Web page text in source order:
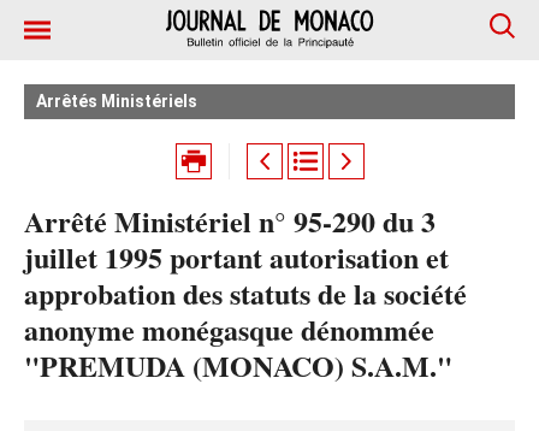
Arrêtés Ministériels
Arrêté Ministériel n° 95-290 du 3
juillet 1995 portant autorisation et
approbation des statuts de la société
anonyme monégasque dénommée
"PREMUDA (MONACO) S.A.M."